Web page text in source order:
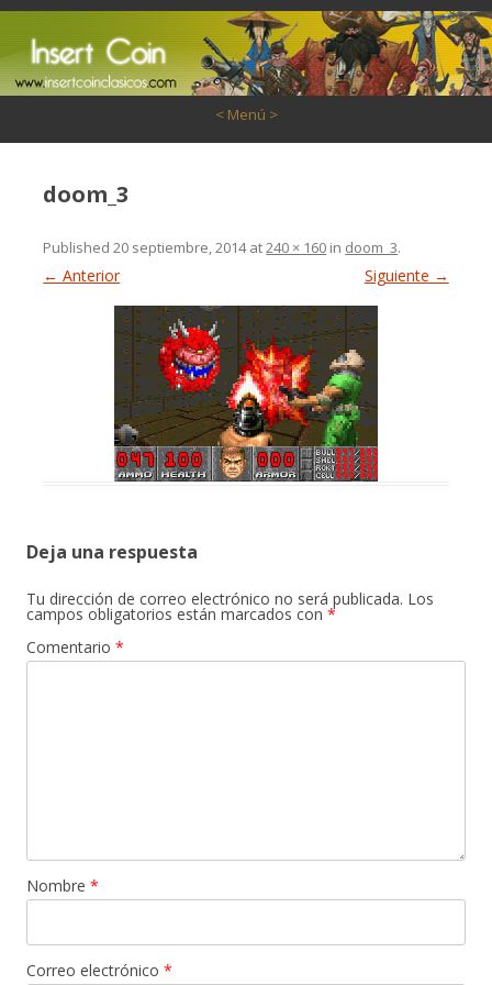
< Menú >
doom_3
Published20 septiembre, 2014at240 × 160 in doom_3.
← Anterior Siguiente →
Deja una respuesta
Tu dirección de correo electrónico no será publicada. Los
campos obligatorios están marcados con *
Comentario *
Nombre *
Correo electrónico *